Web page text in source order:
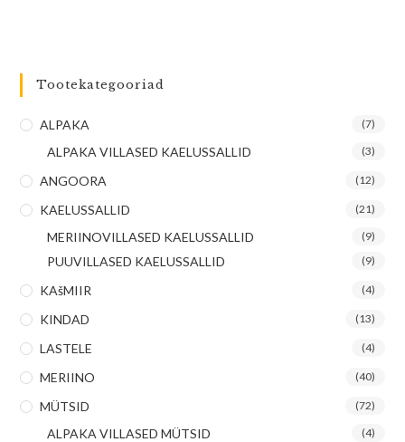
Tootekategooriad
ALPAKA (7)
ALPAKA VILLASED KAELUSSALLID (3)
ANGOORA (12)
KAELUSSALLID (21)
MERIINOVILLASED KAELUSSALLID (9)
PUUVILLASED KAELUSSALLID (9)
KAšMIIR (4)
KINDAD (13)
LASTELE (4)
MERIINO (40)
MÜTSID (72)
ALPAKA VILLASED MÜTSID (4)